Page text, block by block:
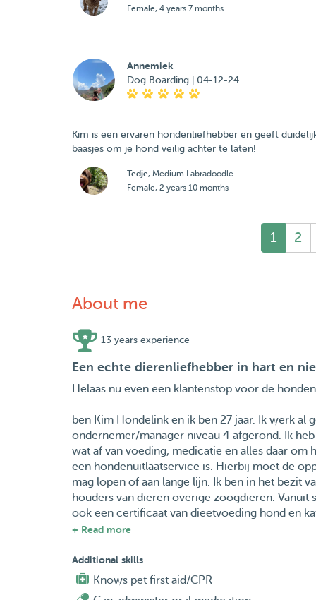
Female, 4 years 7 months
Annemiek
Dog Boarding | 04-12-24
Kim is een ervaren hondenliefhebber en geeft
baasjes om je hond veilig achter te laten!
Tedje, Medium Labradoodle
Female, 2 years 10 months
1 2
About me
13 years experience
Een echte dierenliefhebber in hart en
Helaas nu even een klantenstop voor de
ben Kim Hondelink en ik ben 27 jaar. Ik werk
ondernemer/manager niveau 4 afgerond. Ik
wat af van voeding, medicatie en alles daar
een hondenuitlaatservice is. Hierbij moet de
mag lopen of aan lange lijn. Ik ben in het bezit
houders van dieren overige zoogdieren. Vanuit
ook een certificaat van dieetvoeding hond en
voorkeur en daar wil ik mij later het liefst ook in
Ik ben evt ook bereid om andere dieren te
+ Read more
Additional skills
Knows pet first aid/CPR